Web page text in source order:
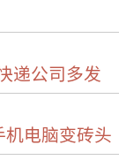
递公司多发
电脑变砖头